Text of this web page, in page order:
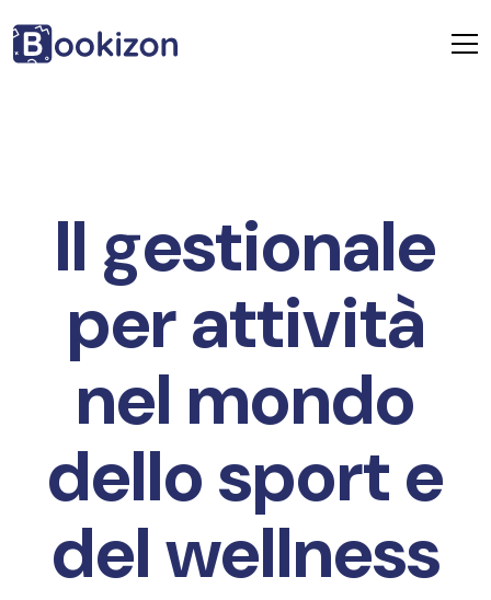
Il gestionale
per attività
nel mondo
dello sport e
del wellness